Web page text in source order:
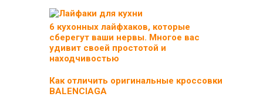
6 кухонных лайфхаков, которые
сберегут ваши нервы. Многое вас
удивит своей простотой и
находчивостью
Как отличить оригинальные кроссовки
BALENCIAGA